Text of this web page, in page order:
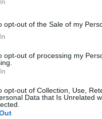
opt-out of the Sale of my
opt-out of processing my
opt-out of Collection, Use,
Data that Is Unrelated
este
newsletter y recibe
destacado de
legales